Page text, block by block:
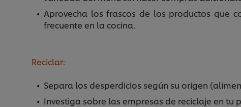
Aprovecha los frascos de los productos que
frecuente en la cocina.
Reciclar:
Separa los desperdicios según su origen
Investiga sobre las empresas de reciclaje en